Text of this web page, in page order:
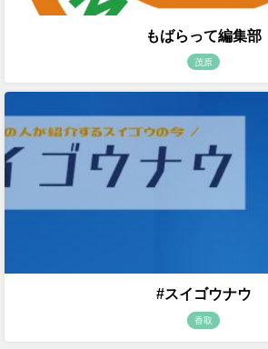
もばらって編集部
茂原
#スイゴウナウ
香取